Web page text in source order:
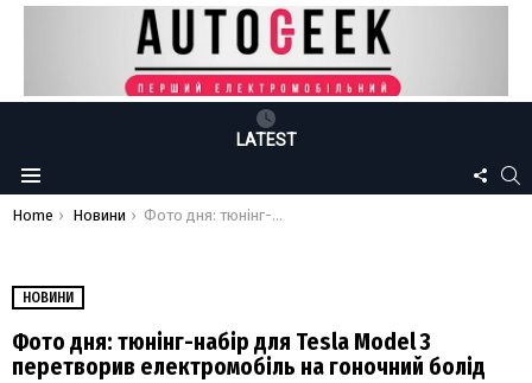
LATEST
Menu
US
You are here:
Home Новини Фото дня: тюнінг-набір для Tesla Model 3 перетворив електромобіль на гоночний болід
НОВИНИ
Фото дня: тюнінг-набір для Tesla Model 3
перетворив електромобіль на гоночний болід